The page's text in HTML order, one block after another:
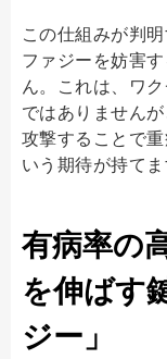
この仕組みが判
ファジーを妨害
ん。これは、ワ
ではありません
攻撃することで
いう期待が持てま
有病率の
を伸ばす
ジー」